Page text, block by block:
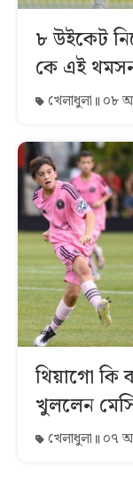
৮ উইকেট
কে এই
খেলাধুলা ০৮
থিয়াগো কি
খুললেন
খেলাধুলা ০৭